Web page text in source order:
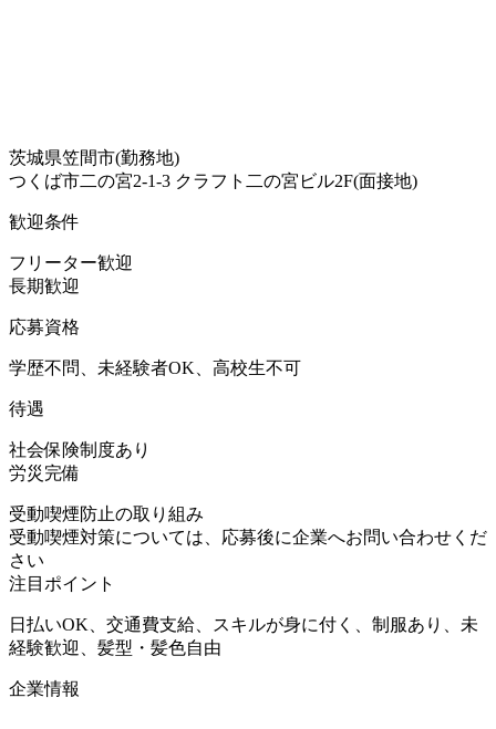
茨城県笠間市(勤務地)
つくば市二の宮2-1-3 クラフト二の宮ビル2F(面接地)
歓迎条件
フリーター歓迎
長期歓迎
応募資格
学歴不問、未経験者OK、高校生不可
待遇
社会保険制度あり
労災完備
受動喫煙防止の取り組み
受動喫煙対策については、応募後に企業へお問い合わせくだ
さい
注目ポイント
日払いOK、交通費支給、スキルが身に付く、制服あり、未
経験歓迎、髪型・髪色自由
企業情報